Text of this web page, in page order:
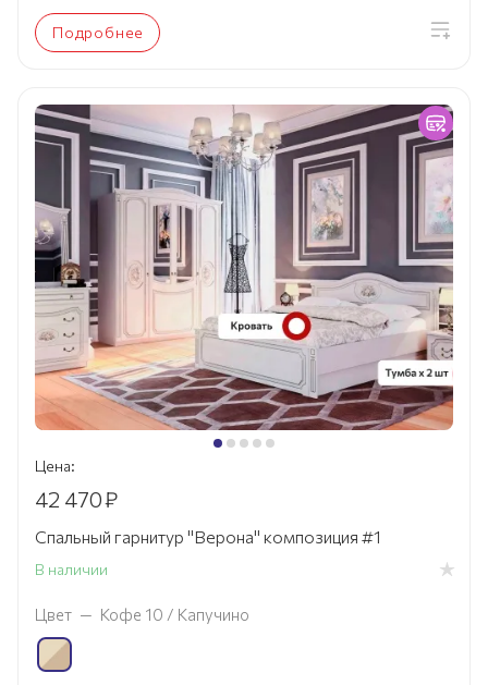
Подробнее
Цена:
42 470₽
Спальный гарнитур "Верона" композиция #1
В наличии
Цвет — Кофе 10 / Капучино